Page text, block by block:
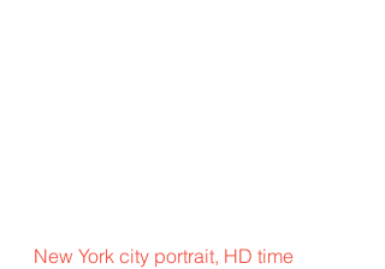
New York city portrait, HD time